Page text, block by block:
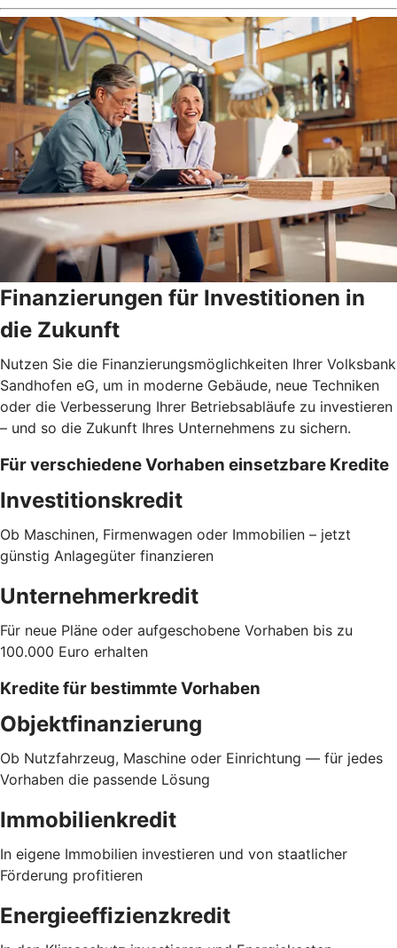
Finanzierungen für Investitionen in
die Zukunft
Nutzen Sie die Finanzierungsmöglichkeiten Ihrer Volksbank
Sandhofen eG, um in moderne Gebäude, neue Techniken
oder die Verbesserung Ihrer Betriebsabläufe zu investieren
– und so die Zukunft Ihres Unternehmens zu sichern.
Für verschiedene Vorhaben einsetzbare Kredite
Investitionskredit
Ob Maschinen, Firmenwagen oder Immobilien – jetzt
günstig Anlagegüter finanzieren
Unternehmerkredit
Für neue Pläne oder aufgeschobene Vorhaben bis zu
100.000 Euro erhalten
Kredite für bestimmte Vorhaben
Objektfinanzierung
Ob Nutzfahrzeug, Maschine oder Einrichtung — für jedes
Vorhaben die passende Lösung
Immobilienkredit
In eigene Immobilien investieren und von staatlicher
Förderung profitieren
Energieeffizienzkredit